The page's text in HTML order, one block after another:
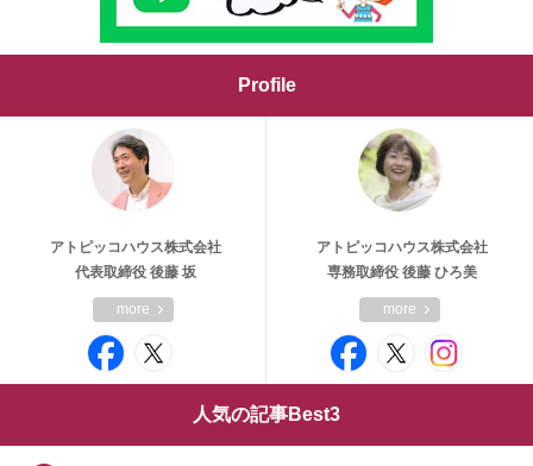
Profile
アトピッコハウス株式会社
代表取締役 後藤 坂
more
アトピッコハウス株式会社
専務取締役 後藤 ひろ美
more
人気の記事Best3